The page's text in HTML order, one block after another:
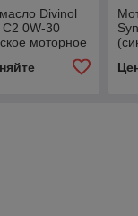
Divinol
0W-30
моторное